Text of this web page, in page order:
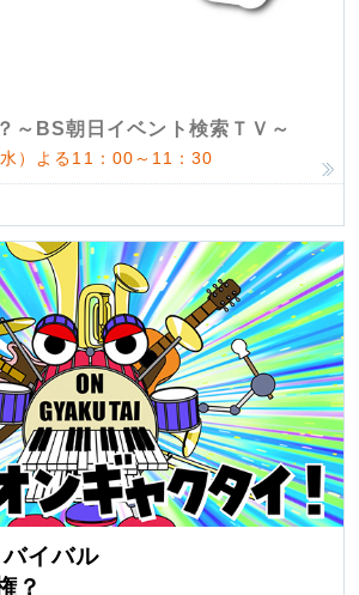
～BS朝日イベント検索ＴＶ～
）よる11：00～11：30
イバル
？